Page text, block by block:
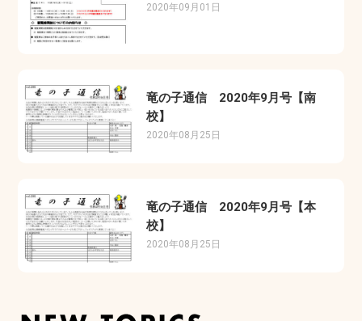
2020年09月01日
竜の子通信 2020年9月号【南
校】
2020年08月25日
竜の子通信 2020年9月号【本
校】
2020年08月25日